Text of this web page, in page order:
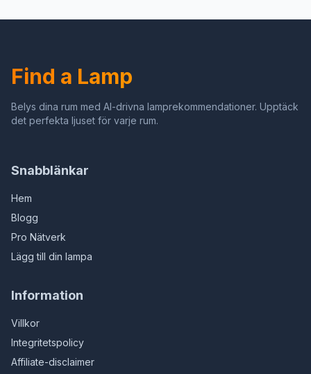
Find a Lamp
Belys dina rum med AI-drivna lamprekommendationer. Upptäck
det perfekta ljuset för varje rum.
Snabblänkar
Hem
Blogg
Pro Nätverk
Lägg till din lampa
Information
Villkor
Integritetspolicy
Affiliate-disclaimer